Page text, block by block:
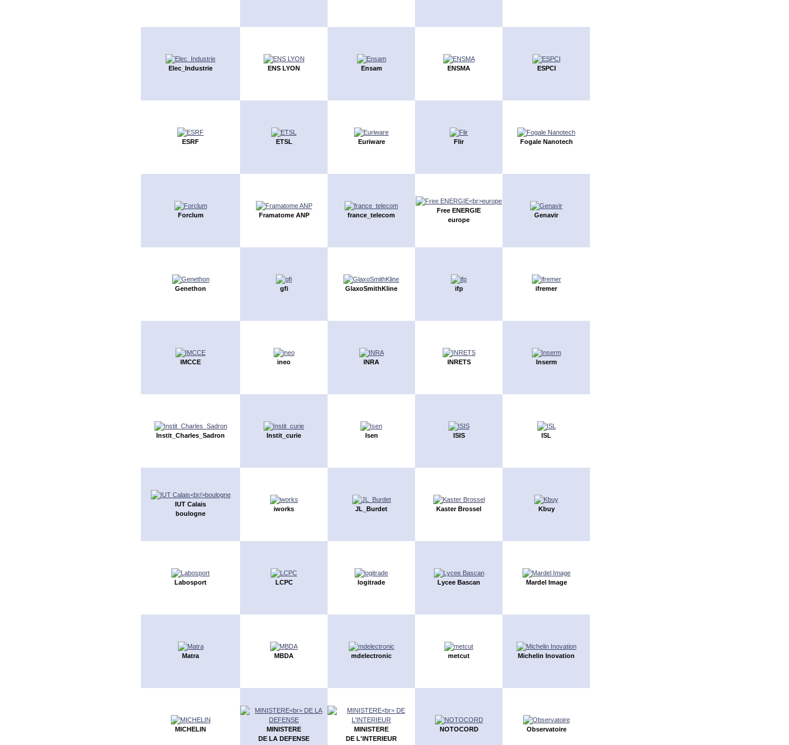
Elec_Industrie ENS LYON Ensam ENSMA ESPCI
ESRF ETSL Euriware Flir Fogale Nanotech
Forclum Framatome ANP france_telecom
Free ENERGIE
europe
Genavir
Genethon gfi GlaxoSmithKline ifp ifremer
IMCCE ineo INRA INRETS Inserm
Instit_Charles_Sadron Instit_curie Isen ISIS ISL
IUT Calais
boulogne
iworks JL_Burdet Kaster Brossel Kbuy
Labosport LCPC logitrade Lycee Bascan Mardel Image
Matra MBDA mdelectronic metcut Michelin Inovation
MICHELIN
MINISTERE
DE LA DEFENSE
MINISTERE
DE L'INTERIEUR
NOTOCORD Observatoire